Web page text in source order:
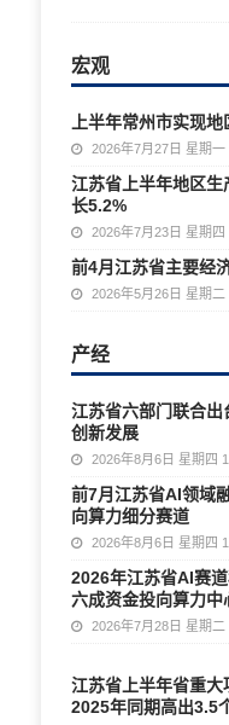
宏观
上半年常州市实现
2026年7月27日 星期一
江苏省上半年地区
长5.2%
2026年7月23日 星期四
前4月江苏省主要经
2026年5月26日 星期二
产经
江苏省六部门联合
创新发展
2026年8月6日 星期四
前7月江苏省AI领域
向算力细分赛道
2026年8月6日 星期四
2026年江苏省AI赛
六成资金投向算力中
2026年7月28日 星期二
江苏省上半年省重
2025年同期高出3.5